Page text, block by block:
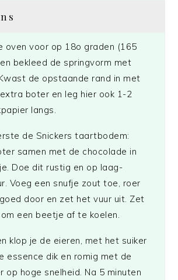
oven voor op 18o graden (165
bekleed de springvorm met
de opstaande rand in met
boter en leg hier ook 1-2
langs.
de Snickers taartbodem:
samen met de chocolade in
Doe dit rustig en op laag-
Voeg een snufje zout toe, roer
door en zet het vuur uit. Zet
een beetje af te koelen.
klop je de eieren, met het suiker
essence dik en romig met de
op hoge snelheid. Na 5 minuten